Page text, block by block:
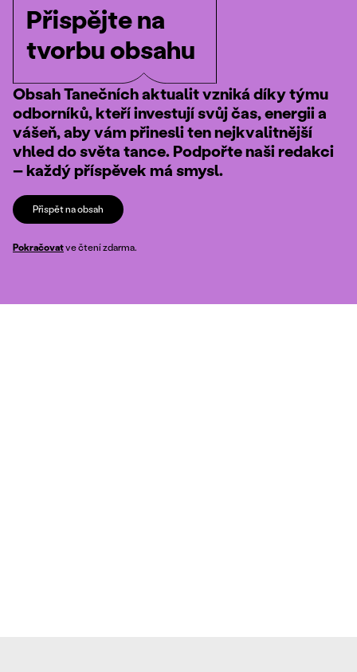
Přispějte na
tvorbu obsahu
Obsah Tanečních aktualit vzniká díky týmu
odborníků, kteří investují svůj čas, energii a
vášeň, aby vám přinesli ten nejkvalitnější
vhled do světa tance. Podpořte naši redakci
– každý příspěvek má smysl.
Přispět na obsah
Pokračovatve čtení zdarma.